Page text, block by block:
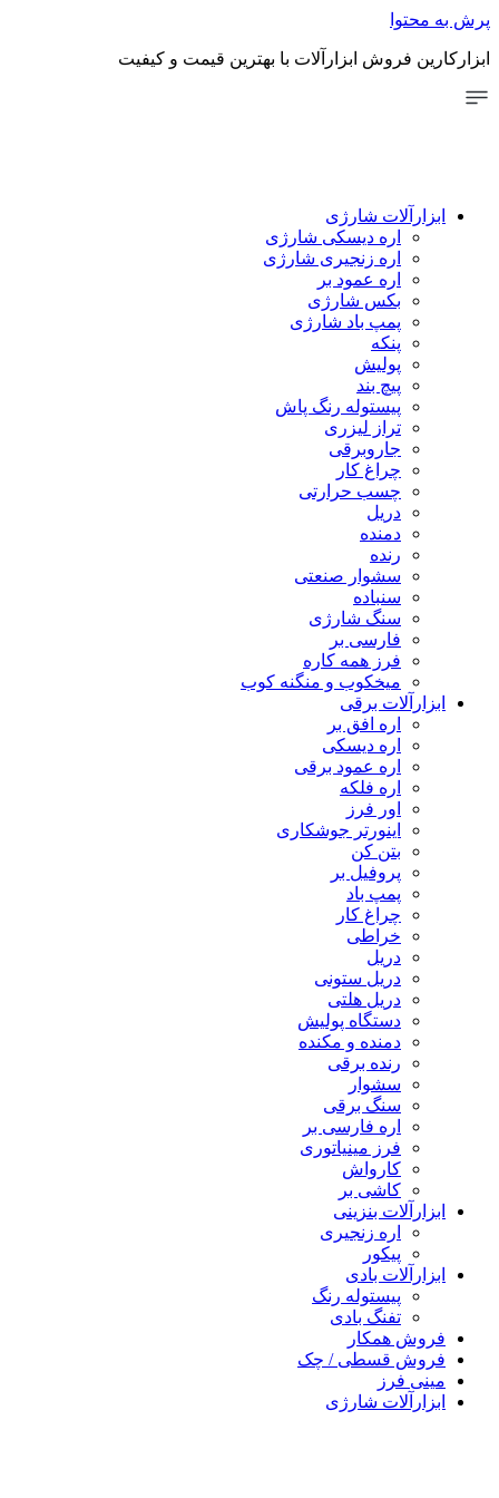
فروش ابزارآلات با بهترین قیمت و کیفیت
شارژی
اره دیسکی شارژی
اره زنجیری شارژی
اره عمود بر
بکس شارژی
پمپ باد شارژی
پیستوله رنگ پاش
تراز لیزری
جاروبرقی
چراغ کار
چسب حرارتی
سشوار صنعتی
سنگ شارژی
فارسی بر
فرز همه کاره
میخکوب و منگنه کوب
برقی
اره افق بر
اره دیسکی
اره عمود برقی
اینورتر جوشکاری
پروفیل بر
چراغ کار
دریل ستونی
دریل هلتی
دستگاه پولیش
دمنده و مکنده
رنده برقی
سنگ برقی
اره فارسی بر
فرز مینیاتوری
کاشی بر
بنزینی
اره زنجیری
بادی
پیستوله رنگ
تفنگ بادی
همکار
قسطی / چک
فرز
شارژی